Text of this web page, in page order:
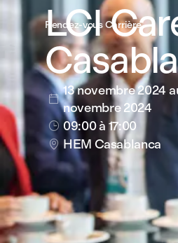
Rendez-vous Carrière
LCI

13 novembre 2024
novembre 2024
 09:00à 17:00
 HEM Casablanca